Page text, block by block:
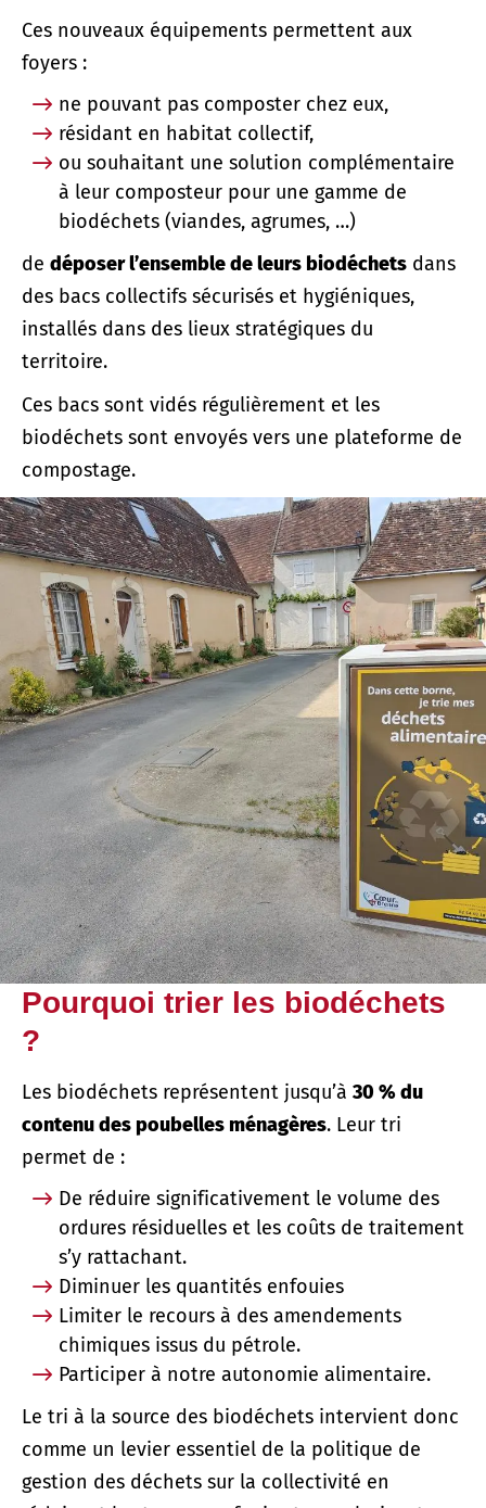
Ces nouveaux équipements permettent aux
foyers :
ne pouvant pas composter chez eux,
résidant en habitat collectif,
ou souhaitant une solution complémentaire
à leur composteur pour une gamme de
biodéchets (viandes, agrumes, …)
de déposer l’ensemble de leurs biodéchets dans
des bacs collectifs sécurisés et hygiéniques,
installés dans des lieux stratégiques du
territoire.
Ces bacs sont vidés régulièrement et les
biodéchets sont envoyés vers une plateforme de
compostage.
Pourquoi trier les biodéchets
?
Les biodéchets représentent jusqu’à 30 % du
contenu des poubelles ménagères. Leur tri
permet de :
De réduire significativement le volume des
ordures résiduelles et les coûts de traitement
s’y rattachant.
Diminuer les quantités enfouies
Limiter le recours à des amendements
chimiques issus du pétrole.
Participer à notre autonomie alimentaire.
Le tri à la source des biodéchets intervient donc
comme un levier essentiel de la politique de
gestion des déchets sur la collectivité en